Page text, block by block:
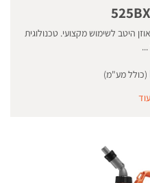
היטב לשימוש מקצועי. טכנולוגית
(כולל מע"מ)